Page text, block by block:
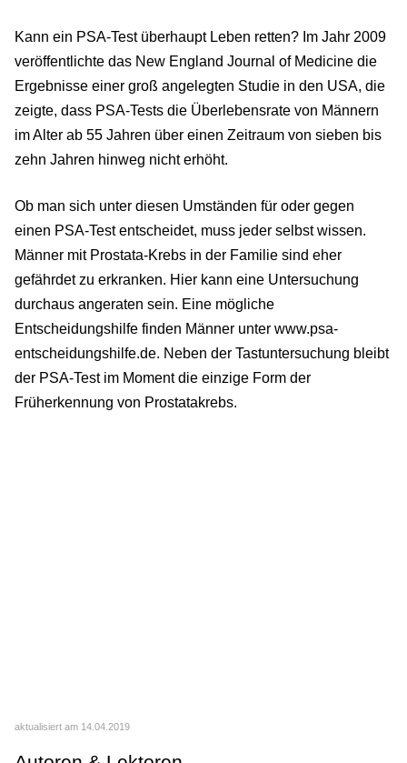
Kann ein PSA-Test überhaupt Leben retten? Im Jahr 2009
veröffentlichte das New England Journal of Medicine die
Ergebnisse einer groß angelegten Studie in den USA, die
zeigte, dass PSA-Tests die Überlebensrate von Männern
im Alter ab 55 Jahren über einen Zeitraum von sieben bis
zehn Jahren hinweg nicht erhöht.
Ob man sich unter diesen Umständen für oder gegen
einen PSA-Test entscheidet, muss jeder selbst wissen.
Männer mit Prostata-Krebs in der Familie sind eher
gefährdet zu erkranken. Hier kann eine Untersuchung
durchaus angeraten sein. Eine mögliche
Entscheidungshilfe finden Männer unter www.psa-
entscheidungshilfe.de. Neben der Tastuntersuchung bleibt
der PSA-Test im Moment die einzige Form der
Früherkennung von Prostatakrebs.
aktualisiert am 14.04.2019